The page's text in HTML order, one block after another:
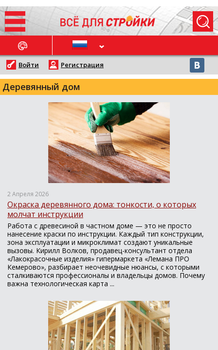
НОВОСТИ
Войти Регистрация
Деревянный дом
2 Апреля 2026
Окраска деревянного дома: тонкости, о которых
молчат инструкции
Работа с древесиной в частном доме — это не просто
нанесение краски по инструкции. Каждый тип конструкции,
зона эксплуатации и микроклимат создают уникальные
вызовы. Кирилл Волков, продавец-консультант отдела
«Лакокрасочные изделия» гипермаркета «Лемана ПРО
Кемерово», разбирает неочевидные нюансы, с которыми
сталкиваются профессионалы и владельцы домов. Почему
важна технологическая карта ...